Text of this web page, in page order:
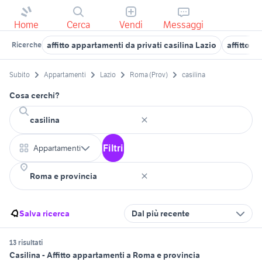
Home Cerca Vendi Messaggi
Ricerche affitto appartamenti da privati casilina Lazio affitto
Subito Appartamenti Lazio Roma (Prov) casilina
Cosa cerchi?
Appartamenti Filtri
Salva ricerca Dal più recente
13 risultati
Casilina - Affitto appartamenti a Roma e provincia